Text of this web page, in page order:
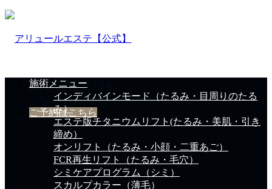
0263-87-8724
お気軽にお問い合わせください。
ご予約はこちら
施術メニュー
インディバインモード（たるみ・目周りのたる
み）
エステ版チタニウムリフト(たるみ・美肌・引き
締め）
オンリフト（たるみ・小顔・二重あご）
FCR再生リフト（たるみ・毛穴）
シミケアプログラム（シミ）
スカルプカラー（薄毛）